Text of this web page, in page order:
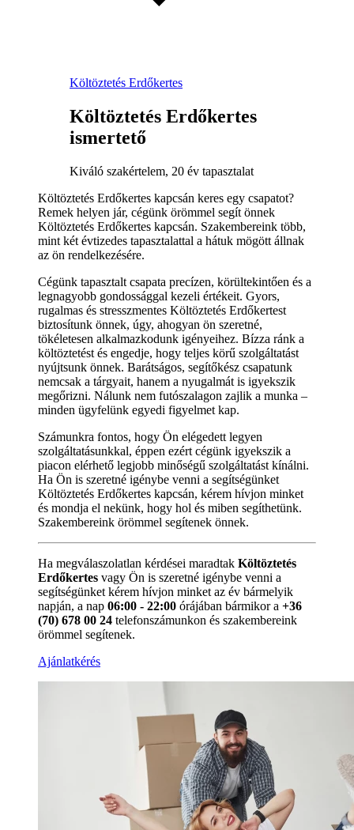
Költöztetés Erdőkertes
Költöztetés Erdőkertes
ismertető
Kiváló szakértelem, 20 év tapasztalat
Költöztetés Erdőkertes kapcsán keres egy csapatot?
Remek helyen jár, cégünk örömmel segít önnek
Költöztetés Erdőkertes kapcsán. Szakembereink több,
mint két évtizedes tapasztalattal a hátuk mögött állnak
az ön rendelkezésére.
Cégünk tapasztalt csapata precízen, körültekintően és a
legnagyobb gondossággal kezeli értékeit. Gyors,
rugalmas és stresszmentes Költöztetés Erdőkertest
biztosítunk önnek, úgy, ahogyan ön szeretné,
tökéletesen alkalmazkodunk igényeihez. Bízza ránk a
költöztetést és engedje, hogy teljes körű szolgáltatást
nyújtsunk önnek. Barátságos, segítőkész csapatunk
nemcsak a tárgyait, hanem a nyugalmát is igyekszik
megőrizni. Nálunk nem futószalagon zajlik a munka –
minden ügyfelünk egyedi figyelmet kap.
Számunkra fontos, hogy Ön elégedett legyen
szolgáltatásunkkal, éppen ezért cégünk igyekszik a
piacon elérhető legjobb minőségű szolgáltatást kínálni.
Ha Ön is szeretné igénybe venni a segítségünket
Költöztetés Erdőkertes kapcsán, kérem hívjon minket
és mondja el nekünk, hogy hol és miben segíthetünk.
Szakembereink örömmel segítenek önnek.
Ha megválaszolatlan kérdései maradtak Költöztetés
Erdőkertes vagy Ön is szeretné igénybe venni a
segítségünket kérem hívjon minket az év bármelyik
napján, a nap 06:00 - 22:00 órájában bármikor a +36
(70) 678 00 24 telefonszámunkon és szakembereink
örömmel segítenek.
Ajánlatkérés